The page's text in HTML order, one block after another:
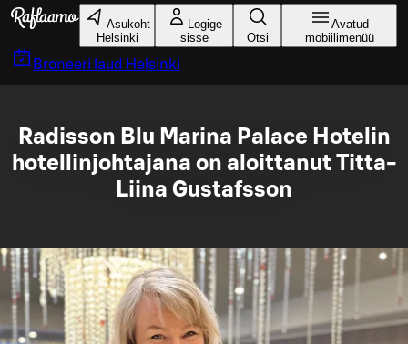
Liigu peamise sisu juurde
Asukoht
Helsinki
Logige
sisse
Otsi
Avatud
mobiilimenüü
Broneeri laud Helsinki
Radisson Blu Marina Palace Hotelin
hotellinjohtajana on aloittanut Titta-
Liina Gustafsson